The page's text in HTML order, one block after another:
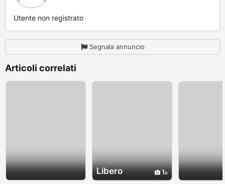
Utente non registrato
Segnala annuncio
Articoli correlati
Libero 1